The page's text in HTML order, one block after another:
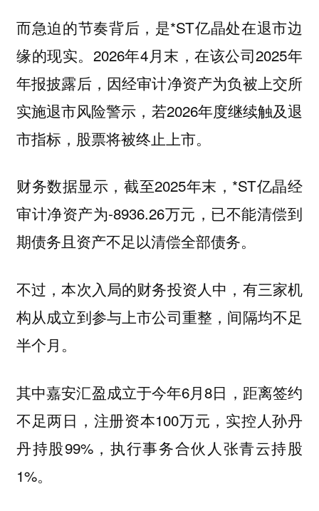
而急迫的节奏背后，是*ST亿晶处在退市边
缘的现实。2026年4月末，在该公司2025年
年报披露后，因经审计净资产为负被上交所
实施退市风险警示，若2026年度继续触及退
市指标，股票将被终止上市。
财务数据显示，截至2025年末，*ST亿晶经
审计净资产为-8936.26万元，已不能清偿到
期债务且资产不足以清偿全部债务。
不过，本次入局的财务投资人中，有三家机
构从成立到参与上市公司重整，间隔均不足
半个月。
其中嘉安汇盈成立于今年6月8日，距离签约
不足两日，注册资本100万元，实控人孙丹
丹持股99%，执行事务合伙人张青云持股
1%。